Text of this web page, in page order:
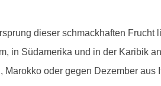
dieser schmackhaften Frucht
in Südamerika und in der Karibik
oder gegen Dezember aus